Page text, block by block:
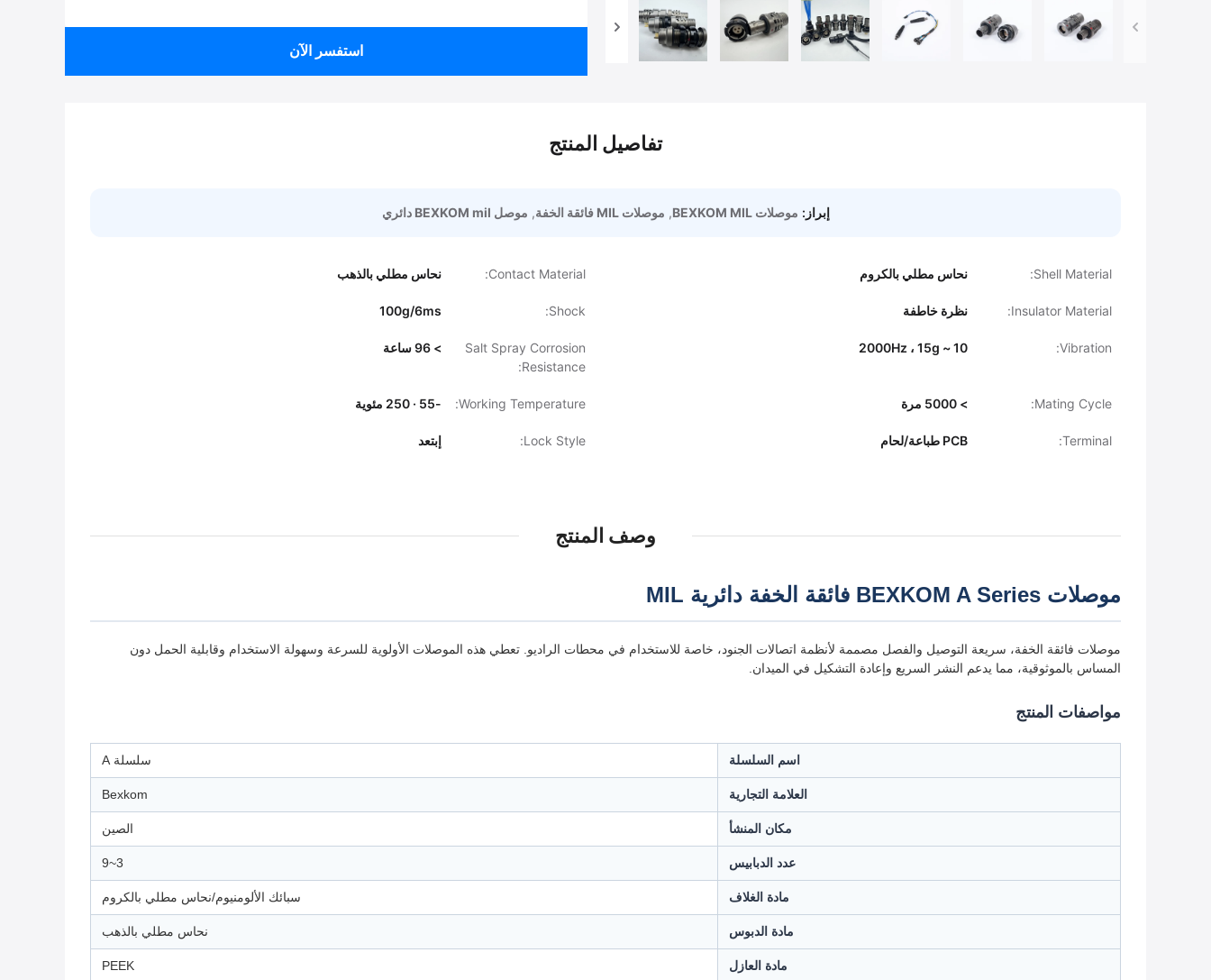
استفسر الآن
تفاصيل المنتج
إبراز: موصلات BEXKOM MIL , موصلات MIL فائقة الخفة , موصل BEXKOM mil دائري
Shell Material: نحاس مطلي بالكروم Contact Material: نحاس مطلي بالذهب
Insulator Material: نظرة خاطفة Shock:
100g/6ms
Vibration: 10 ~ 2000Hz ، 15g
Salt Spray Corrosion
Resistance:
> 96 ساعة
Mating Cycle: > 5000 مرة Working Temperature: -55 · 250 مئوية
Terminal: PCB طباعة/لحام Lock Style: إبتعد
وصف المنتج
موصلات BEXKOM A Series فائقة الخفة دائرية MIL
موصلات فائقة الخفة، سريعة التوصيل والفصل مصممة لأنظمة اتصالات الجنود، خاصة للاستخدام في محطات الراديو. تعطي هذه الموصلات الأولوية للسرعة وسهولة الاستخدام وقابلية الحمل دون
المساس بالموثوقية، مما يدعم النشر السريع وإعادة التشكيل في الميدان.
مواصفات المنتج
اسم السلسلة سلسلة A
العلامة التجارية Bexkom
مكان المنشأ الصين
عدد الدبابيس 3~9
مادة الغلاف سبائك الألومنيوم/نحاس مطلي بالكروم
مادة الدبوس نحاس مطلي بالذهب
مادة العازل PEEK